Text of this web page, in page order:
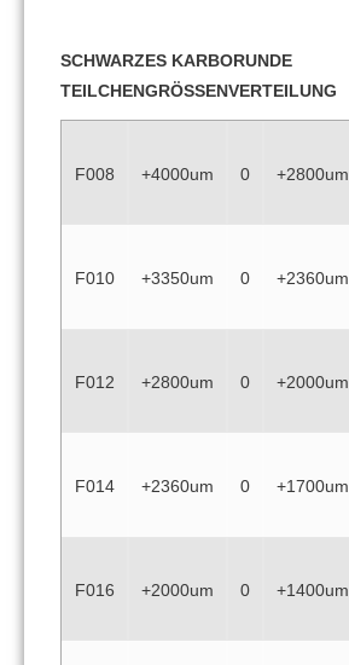
SCHWARZES KARBORUNDE
TEILCHENGRÖSSENVERTEILUNG
F008 +4000um 0 +2800um
F010 +3350um 0 +2360um
F012 +2800um 0 +2000um
F014 +2360um 0 +1700um
F016 +2000um 0 +1400um